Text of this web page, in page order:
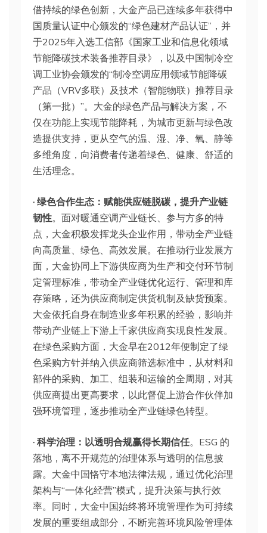
借持续的绿色创新，大金产品已连续多年获得中
国质量认证中心颁发的“绿色建材产品认证”，并
于2025年入选工信部《国家工业和信息化领域
节能降碳技术装备推荐目录》，以及中国制冷空
调工业协会颁发的“制冷空调应用领域节能降碳
产品（VRV多联）及技术（智能物联）推荐目录
（第一批）”。大金的绿色产品与解决方案，不
仅在功能上实现节能降耗，为城市更新与绿色改
造提供支持，更从空气的温、湿、净、氧、静等
多维角度，向消费者传递着绿色、健康、舒适的
生活理念。
· 绿色合作生态：赋能供应链脱碳，提升产业链
韧性。面对暖通空调产业链长、参与方多的特
点，大金积极发挥龙头企业作用，带动全产业链
向高质量、绿色、高效发展。在推动行业发展方
面，大金协同上下游供应商为生产和交付环节制
定管理标准，带动全产业链优化运行、管理和库
存策略，还为供应商制定供货机制及缺货预案。
大金依托自身在制造业多年积累的经验，影响并
带动产业链上下游上千家供应商实现良性发展。
在绿色采购方面，大金早在2012年便制定了绿
色采购方针并纳入供应商筛选标准中，从材料和
部件的采购、加工、组装和运输的全周期，对其
供应商提出更高要求，以此督促上游合作伙伴加
强环境管理，逐步推动全产业链绿色转型。
· 科学治理：以透明合规赢得长期信任。ESG 的
落地，离不开规范的治理体系与透明的信息披
露。大金中国恪守本地法律法规，通过优化治理
架构与“一体化经营”模式，提升决策与执行效
率。同时，大金中国始终将环境管理作为可持续
发展的重要组成部分，不断完善环境风险管理体